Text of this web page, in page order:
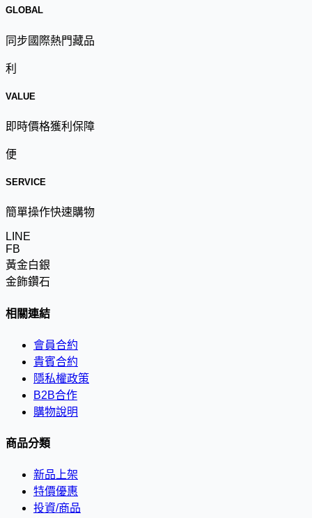
GLOBAL
同步國際熱門藏品
利
VALUE
即時價格獲利保障
便
SERVICE
簡單操作快速購物
LINE
FB
黃金白銀
金飾鑽石
相關連結
會員合約
貴賓合約
隱私權政策
B2B合作
購物說明
商品分類
新品上架
特價優惠
投資/商品